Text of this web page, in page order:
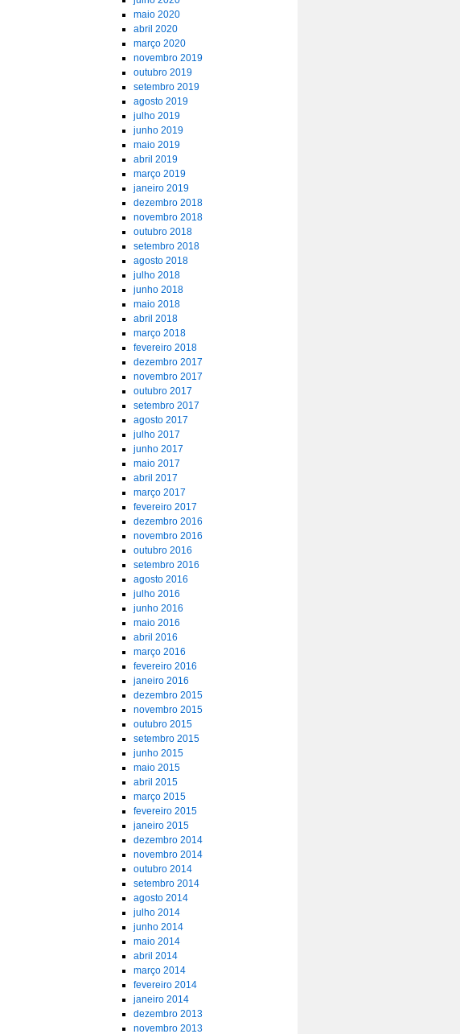
maio 2020
abril 2020
março 2020
novembro 2019
outubro 2019
setembro 2019
agosto 2019
julho 2019
junho 2019
maio 2019
abril 2019
março 2019
janeiro 2019
dezembro 2018
novembro 2018
outubro 2018
setembro 2018
agosto 2018
julho 2018
junho 2018
maio 2018
abril 2018
março 2018
fevereiro 2018
dezembro 2017
novembro 2017
outubro 2017
setembro 2017
agosto 2017
julho 2017
junho 2017
maio 2017
abril 2017
março 2017
fevereiro 2017
dezembro 2016
novembro 2016
outubro 2016
setembro 2016
agosto 2016
julho 2016
junho 2016
maio 2016
abril 2016
março 2016
fevereiro 2016
janeiro 2016
dezembro 2015
novembro 2015
outubro 2015
setembro 2015
junho 2015
maio 2015
abril 2015
março 2015
fevereiro 2015
janeiro 2015
dezembro 2014
novembro 2014
outubro 2014
setembro 2014
agosto 2014
julho 2014
junho 2014
maio 2014
abril 2014
março 2014
fevereiro 2014
janeiro 2014
dezembro 2013
novembro 2013